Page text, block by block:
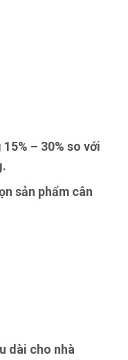
– 30% so với
sản phẩm cân
dài cho nhà